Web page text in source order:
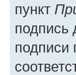
пункт
подпись